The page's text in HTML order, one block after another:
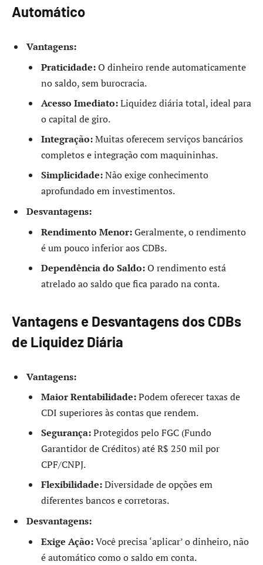
Automático
Vantagens:
Praticidade:O dinheiro rende automaticamente
no saldo, sem burocracia.
Acesso Imediato:Liquidez diária total, ideal para
o capital de giro.
Integração:Muitas oferecem serviços bancários
completos e integração com maquininhas.
Simplicidade:Não exige conhecimento
aprofundado em investimentos.
Desvantagens:
Rendimento Menor:Geralmente, o rendimento
é um pouco inferior aos CDBs.
Dependência do Saldo:O rendimento está
atrelado ao saldo que fica parado na conta.
Vantagens e Desvantagens dos CDBs
de Liquidez Diária
Vantagens:
Maior Rentabilidade:Podem oferecer taxas de
CDI superiores às contas que rendem.
Segurança:Protegidos pelo FGC (Fundo
Garantidor de Créditos) até R$ 250 mil por
CPF/CNPJ.
Flexibilidade:Diversidade de opções em
diferentes bancos e corretoras.
Desvantagens:
Exige Ação:Você precisa ‘aplicar’ o dinheiro, não
é automático como o saldo em conta.